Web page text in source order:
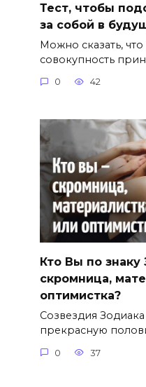
Тест, чтобы
за собой в
Можно сказать,
совокупность
0 42
Кто Вы по
скромница,
оптимистка?
Созвездия
прекрасную
0 37